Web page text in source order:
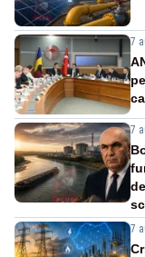
7
7
7